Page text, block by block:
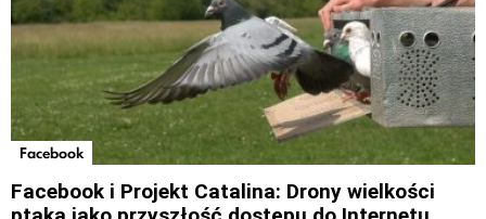
Facebook
Facebook i Projekt Catalina: Drony wielkości